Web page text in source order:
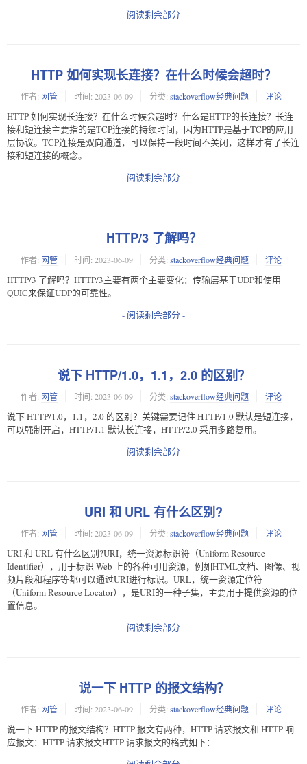
- 阅读剩余部分 -
HTTP 如何实现长连接？在什么时候会超时？
作者: 网管 时间: 2023-06-09 分类: stackoverflow经典问题 评论
HTTP 如何实现长连接？在什么时候会超时？什么是HTTP的长连接？长连
接和短连接主要指的是TCP连接的持续时间，因为HTTP是基于TCP的应用
层协议。TCP连接是双向通道，可以保持一段时间不关闭，这样才有了长连
接和短连接的概念。
- 阅读剩余部分 -
HTTP/3 了解吗？
作者: 网管 时间: 2023-06-09 分类: stackoverflow经典问题 评论
HTTP/3 了解吗？HTTP/3主要有两个主要变化：传输层基于UDP和使用
QUIC来保证UDP的可靠性。
- 阅读剩余部分 -
说下 HTTP/1.0，1.1，2.0 的区别？
作者: 网管 时间: 2023-06-09 分类: stackoverflow经典问题 评论
说下 HTTP/1.0，1.1，2.0 的区别？关键需要记住 HTTP/1.0 默认是短连接，
可以强制开启，HTTP/1.1 默认长连接，HTTP/2.0 采用多路复用。
- 阅读剩余部分 -
URI 和 URL 有什么区别?
作者: 网管 时间: 2023-06-09 分类: stackoverflow经典问题 评论
URI 和 URL 有什么区别?URI，统一资源标识符（Uniform Resource
Identifier），用于标识 Web 上的各种可用资源，例如HTML文档、图像、视
频片段和程序等都可以通过URI进行标识。URL，统一资源定位符
（Uniform Resource Locator），是URI的一种子集，主要用于提供资源的位
置信息。
- 阅读剩余部分 -
说一下 HTTP 的报文结构？
作者: 网管 时间: 2023-06-09 分类: stackoverflow经典问题 评论
说一下 HTTP 的报文结构？HTTP 报文有两种，HTTP 请求报文和 HTTP 响
应报文：HTTP 请求报文HTTP 请求报文的格式如下：